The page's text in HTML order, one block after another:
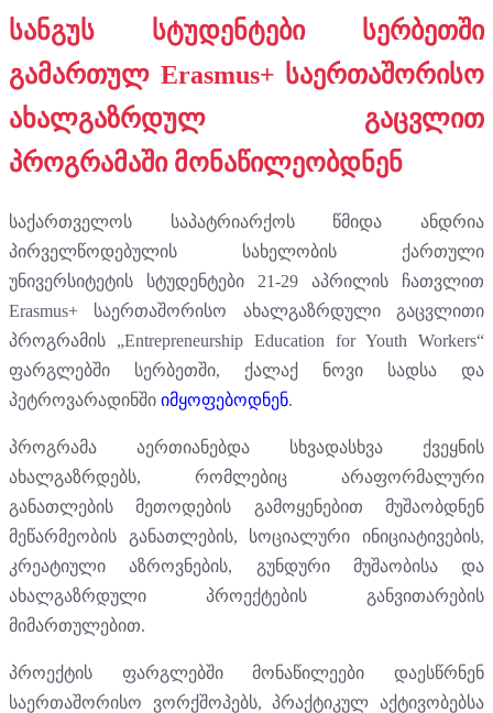
სანგუს სტუდენტები სერბეთში
გამართულ Erasmus+ საერთაშორისო
ახალგაზრდულ გაცვლით
პროგრამაში მონაწილეობდნენ
საქართველოს საპატრიარქოს წმიდა ანდრია
პირველწოდებულის სახელობის ქართული
უნივერსიტეტის სტუდენტები 21-29 აპრილის ჩათვლით
Erasmus+ საერთაშორისო ახალგაზრდული გაცვლითი
პროგრამის „Entrepreneurship Education for Youth Workers“
ფარგლებში სერბეთში, ქალაქ ნოვი სადსა და
პეტროვარადინში იმყოფებოდნენ.
პროგრამა აერთიანებდა სხვადასხვა ქვეყნის
ახალგაზრდებს, რომლებიც არაფორმალური
განათლების მეთოდების გამოყენებით მუშაობდნენ
მეწარმეობის განათლების, სოციალური ინიციატივების,
კრეატიული აზროვნების, გუნდური მუშაობისა და
ახალგაზრდული პროექტების განვითარების
მიმართულებით.
პროექტის ფარგლებში მონაწილეები დაესწრნენ
საერთაშორისო ვორქშოპებს, პრაქტიკულ აქტივობებსა